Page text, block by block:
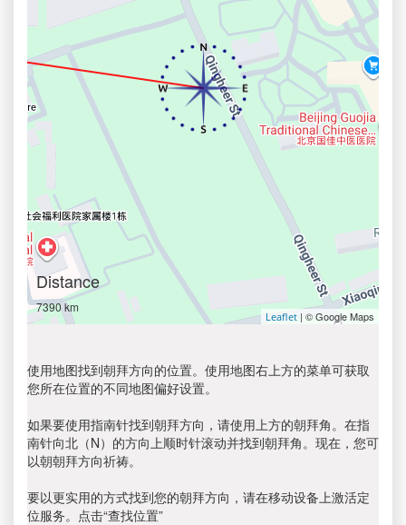
Distance
7390 km
Leaflet | © Google Maps
使用地图找到朝拜方向的位置。使用地图右上方的菜单可获取
您所在位置的不同地图偏好设置。
如果要使用指南针找到朝拜方向，请使用上方的朝拜角。在指
南针向北（N）的方向上顺时针滚动并找到朝拜角。现在，您可
以朝朝拜方向祈祷。
要以更实用的方式找到您的朝拜方向，请在移动设备上激活定
位服务。点击“查找位置”